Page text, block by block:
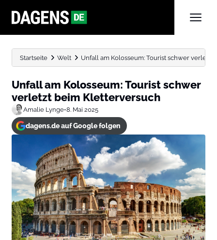
Startseite Welt Unfall am Kolosseum: Tourist schwer verletzt
Unfall am Kolosseum: Tourist schwer
verletzt beim Kletterversuch
Amalie Lynge•8. Mai 2025
dagens.de auf Google folgen